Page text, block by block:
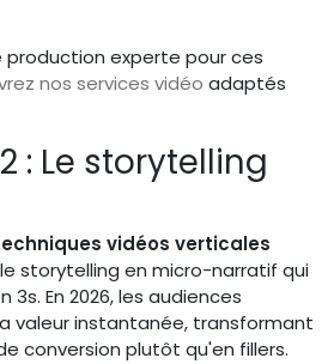
production experte pour ces
nos services vidéo adaptés
: Le storytelling
vidéos verticales
storytelling en micro-narratif qui
3s. En 2026, les audiences
valeur instantanée, transformant
conversion plutôt qu'en fillers.